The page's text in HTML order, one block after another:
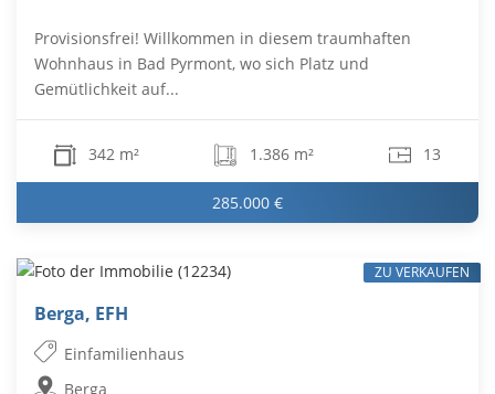
Provisionsfrei! Willkommen in diesem traumhaften
Wohnhaus in Bad Pyrmont, wo sich Platz und
Gemütlichkeit auf...
342 m² 1.386 m² 13
285.000 €
Berga, EFH
Einfamilienhaus
Berga
ZU VERKAUFEN